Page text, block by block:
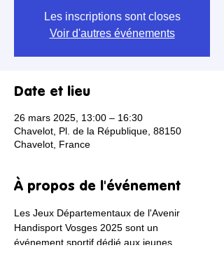
Les inscriptions sont closes
Voir d'autres événements
Date et lieu
26 mars 2025, 13:00 – 16:30
Chavelot, Pl. de la République, 88150
Chavelot, France
À propos de l'événement
Les Jeux Départementaux de l'Avenir
Handisport Vosges 2025 sont un
événement sportif dédié aux jeunes